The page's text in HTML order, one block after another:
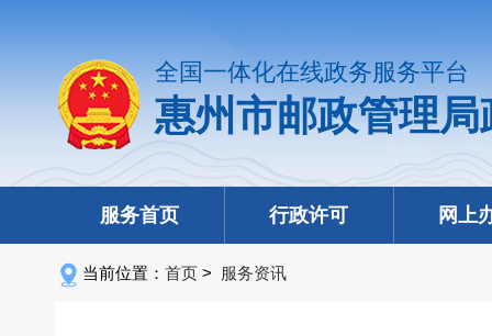
全国一体化在线政务服务平台
惠州市邮政管理
服务首页 行政许可 网上
当前位置： 首页 > 服务资讯